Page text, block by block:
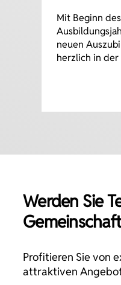
Mit Beginn
neuen
herzlich in der
Werden Sie
Gemeinschaft
Profitieren Sie von
attraktiven